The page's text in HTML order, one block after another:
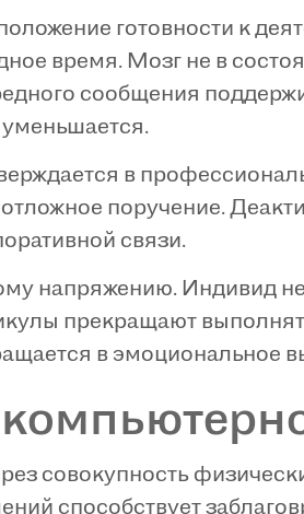
готовности к
время. Мозг не в
сообщения
в
поручение.
связи.
напряжению. Индивид
прекращают
в эмоциональное
совокупность
способствует